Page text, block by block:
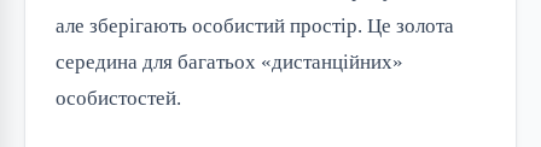
але зберігають особистий простір. Це золота
середина для багатьох «дистанційних»
особистостей.